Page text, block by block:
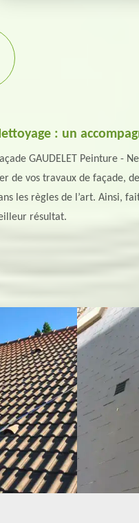
: un
GAUDELET Peinture -
de vos travaux de façade,
les règles de l’art. Ainsi,
résultat.